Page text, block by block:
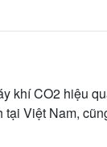
khí CO2 hiệu
tại Việt Nam,